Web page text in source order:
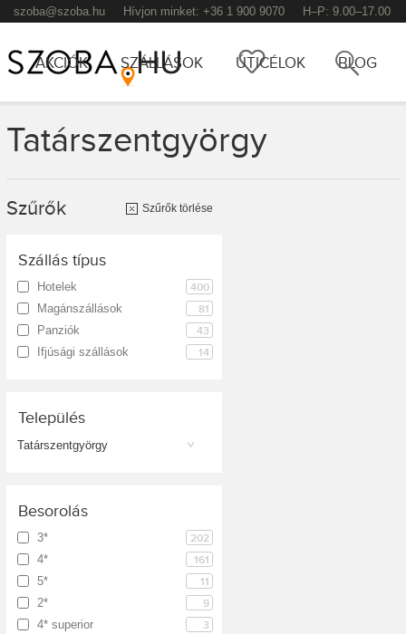
szoba@szoba.hu Hívjon minket: +36 1 900 9070 H–P: 9.00–17.00
TOVÁBB AZ ELSŐDLEGES TARTALOMRA
TOVÁBB A MÁSODLAGOS TARTALOMRA
AKCIÓK SZÁLLÁSOK ÚTICÉLOK BLOG
Tatárszentgyörgy
Szűrők Szűrők törlése
Szállás típus
Hotelek
400
Magánszállások
81
Panziók
43
Ifjúsági szállások
14
Település
Tatárszentgyörgy
Besorolás
3*
202
4*
161
5*
11
2*
9
4* superior
3